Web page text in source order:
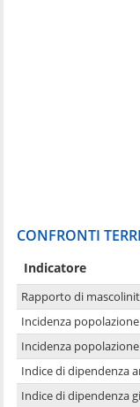
CONFRONTI
Indicatore
Rapporto di
Incidenza
Incidenza
Indice di dipendenza
Indice di dipendenza